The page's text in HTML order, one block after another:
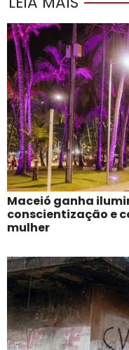
Maceió ganha
conscientização e
mulher